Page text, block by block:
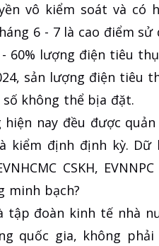
vô kiểm soát và có
6 - 7 là cao điểm sử
60% lượng điện tiêu
sản lượng điện tiêu
không thể bịa đặt.
hiện nay đều được
kiểm định định kỳ.
CSKH,
minh bạch?
tập đoàn kinh tế nhà
quốc gia, không